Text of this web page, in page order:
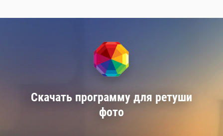
Скачать программу для ретуши
фото